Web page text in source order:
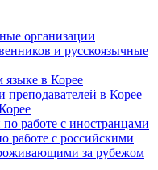
организации
и русскоязычные
языке в Корее
преподавателей в Корее
работе с иностранцами
работе с российскими
за рубежом